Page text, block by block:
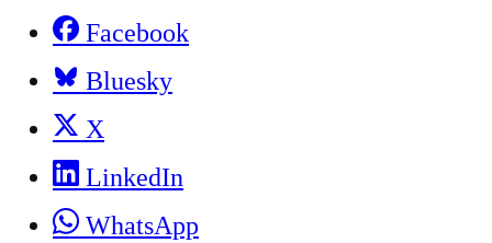
Facebook
Bluesky
X
LinkedIn
WhatsApp